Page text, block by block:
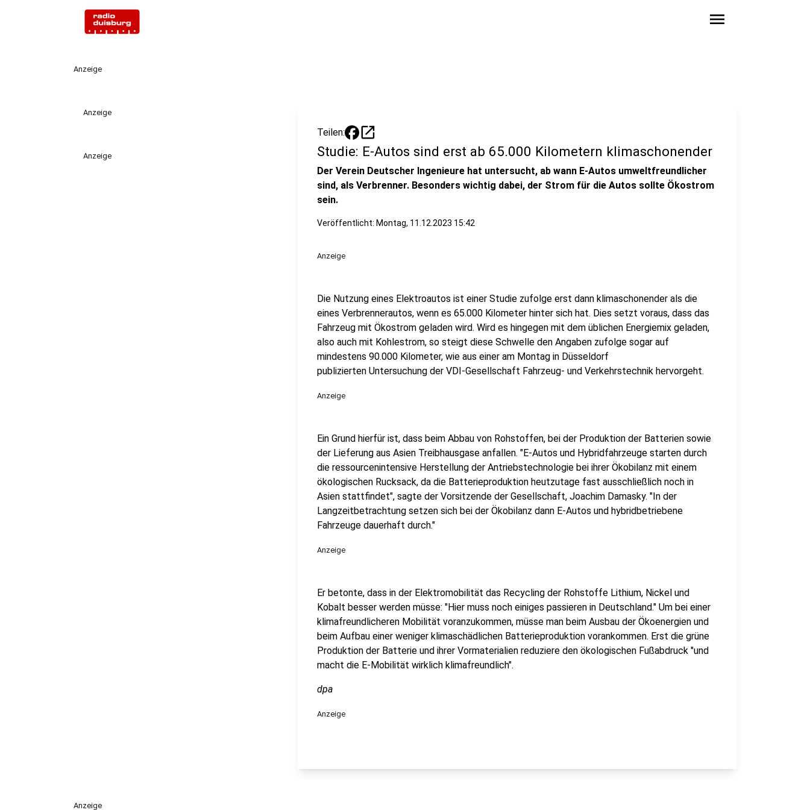
menu
Anzeige
Anzeige
Anzeige
Teilen: open_in_new
Studie: E-Autos sind erst ab 65.000 Kilometern klimaschonender
Der Verein Deutscher Ingenieure hat untersucht, ab wann E-Autos umweltfreundlicher
sind, als Verbrenner. Besonders wichtig dabei, der Strom für die Autos sollte Ökostrom
sein.
Veröffentlicht: Montag, 11.12.2023 15:42
Anzeige
Die Nutzung eines Elektroautos ist einer Studie zufolge erst dann klimaschonender als die
eines Verbrennerautos, wenn es 65.000 Kilometer hinter sich hat. Dies setzt voraus, dass das
Fahrzeug mit Ökostrom geladen wird. Wird es hingegen mit dem üblichen Energiemix geladen,
also auch mit Kohlestrom, so steigt diese Schwelle den Angaben zufolge sogar auf
mindestens 90.000 Kilometer, wie aus einer am Montag in Düsseldorf
publizierten Untersuchung der VDI-Gesellschaft Fahrzeug- und Verkehrstechnik hervorgeht.
Anzeige
Ein Grund hierfür ist, dass beim Abbau von Rohstoffen, bei der Produktion der Batterien sowie
der Lieferung aus Asien Treibhausgase anfallen. "E-Autos und Hybridfahrzeuge starten durch
die ressourcenintensive Herstellung der Antriebstechnologie bei ihrer Ökobilanz mit einem
ökologischen Rucksack, da die Batterieproduktion heutzutage fast ausschließlich noch in
Asien stattfindet", sagte der Vorsitzende der Gesellschaft, Joachim Damasky. "In der
Langzeitbetrachtung setzen sich bei der Ökobilanz dann E-Autos und hybridbetriebene
Fahrzeuge dauerhaft durch."
Anzeige
Er betonte, dass in der Elektromobilität das Recycling der Rohstoffe Lithium, Nickel und
Kobalt besser werden müsse: "Hier muss noch einiges passieren in Deutschland." Um bei einer
klimafreundlicheren Mobilität voranzukommen, müsse man beim Ausbau der Ökoenergien und
beim Aufbau einer weniger klimaschädlichen Batterieproduktion vorankommen. Erst die grüne
Produktion der Batterie und ihrer Vormaterialien reduziere den ökologischen Fußabdruck "und
macht die E-Mobilität wirklich klimafreundlich".
dpa
Anzeige
Anzeige